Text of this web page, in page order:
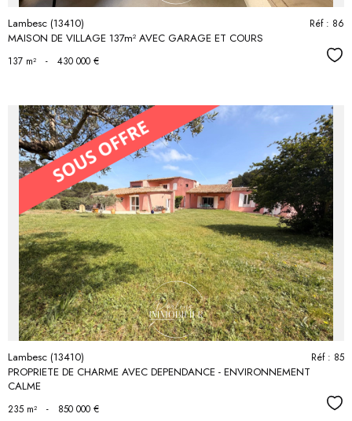
Lambesc (13410)
MAISON DE VILLAGE 137m² AVEC GARAGE ET COURS
Réf : 86
137 m² - 430 000 €
voir le
bien
Lambesc (13410)
PROPRIETE DE CHARME AVEC DEPENDANCE - ENVIRONNEMENT
CALME
Réf : 85
235 m² - 850 000 €